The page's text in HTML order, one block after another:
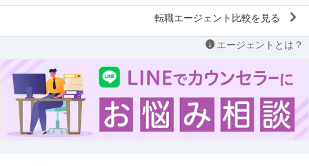
転職エージェント比較を見る
エージェントとは？